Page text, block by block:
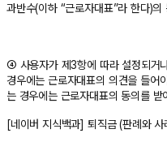
과반수(이하 “근로자대표”라 한다)
④ 사용자가 제3항에 따라 설정되거
경우에는 근로자대표의 의견을 들어
는 경우에는 근로자대표의 동의를 받
[네이버 지식백과] 퇴직금 (판례와